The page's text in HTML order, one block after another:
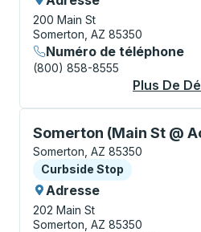
200 Main St
Somerton, AZ 85350
Numéro de téléphone
(800) 858-8555
Plus De
Somerton (Main St @
Curbside Stop, utilisez les
Somerton, AZ 85350
Curbside Stop
Curbside Stop
Adresse
202 Main St
Somerton, AZ 85350